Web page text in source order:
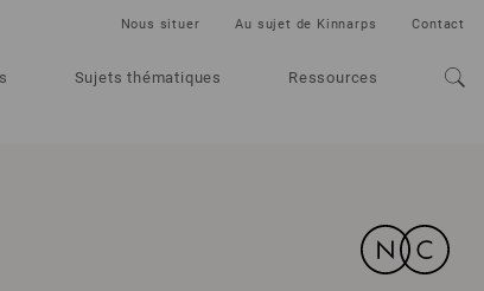
Sujets thématiques Ressources
Nous situer Au sujet de Kinnarps Contact